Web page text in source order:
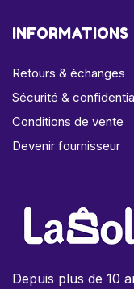
INFORMATIONS
Retours & échanges
Sécurité &
Conditions de vente
Devenir fournisseur
Depuis plus de 10